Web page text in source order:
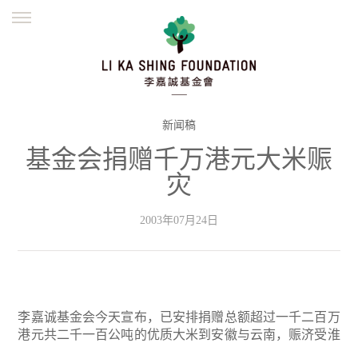
並肩同行
繁體
新闻稿
基金会捐赠千万港元大米赈
灾
2003年07月24日
李嘉诚基金会今天宣布，已安排捐赠总额超过一千二百万
港元共二千一百公吨的优质大米到安徽与云南，赈济受淮